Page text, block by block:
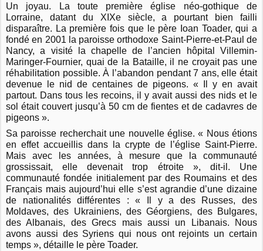
Un joyau. La toute première église néo-gothique de
Lorraine, datant du XIXe siècle, a pourtant bien failli
disparaître. La première fois que le père Ioan Toader, qui a
fondé en 2001 la paroisse orthodoxe Saint-Pierre-et-Paul de
Nancy, a visité la chapelle de l’ancien hôpital Villemin-
Maringer-Fournier, quai de la Bataille, il ne croyait pas une
réhabilitation possible. À l’abandon pendant 7 ans, elle était
devenue le nid de centaines de pigeons. « Il y en avait
partout. Dans tous les recoins, il y avait aussi des nids et le
sol était couvert jusqu’à 50 cm de fientes et de cadavres de
pigeons ».
Sa paroisse recherchait une nouvelle église. « Nous étions
en effet accueillis dans la crypte de l’église Saint-Pierre.
Mais avec les années, à mesure que la communauté
grossissait, elle devenait trop étroite », dit-il. Une
communauté fondée initialement par des Roumains et des
Français mais aujourd’hui elle s’est agrandie d’une dizaine
de nationalités différentes : « Il y a des Russes, des
Moldaves, des Ukrainiens, des Géorgiens, des Bulgares,
des Albanais, des Grecs mais aussi un Libanais. Nous
avons aussi des Syriens qui nous ont rejoints un certain
temps », détaille le père Toader.